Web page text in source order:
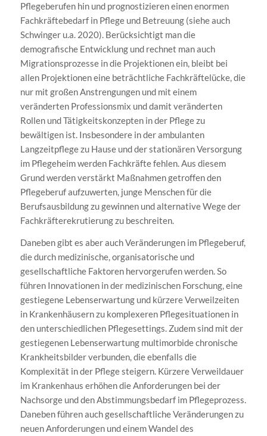
Pflegeberufen hin und prognostizieren einen enormen
Fachkräftebedarf in Pflege und Betreuung (siehe auch
Schwinger u.a. 2020). Berücksichtigt man die
demografische Entwicklung und rechnet man auch
Migrationsprozesse in die Projektionen ein, bleibt bei
allen Projektionen eine beträchtliche Fachkräftelücke, die
nur mit großen Anstrengungen und mit einem
veränderten Professionsmix und damit veränderten
Rollen und Tätigkeitskonzepten in der Pflege zu
bewältigen ist. Insbesondere in der ambulanten
Langzeitpflege zu Hause und der stationären Versorgung
im Pflegeheim werden Fachkräfte fehlen. Aus diesem
Grund werden verstärkt Maßnahmen getroffen den
Pflegeberuf aufzuwerten, junge Menschen für die
Berufsausbildung zu gewinnen und alternative Wege der
Fachkräfterekrutierung zu beschreiten.
Daneben gibt es aber auch Veränderungen im Pflegeberuf,
die durch medizinische, organisatorische und
gesellschaftliche Faktoren hervorgerufen werden. So
führen Innovationen in der medizinischen Forschung, eine
gestiegene Lebenserwartung und kürzere Verweilzeiten
in Krankenhäusern zu komplexeren Pflegesituationen in
den unterschiedlichen Pflegesettings. Zudem sind mit der
gestiegenen Lebenserwartung multimorbide chronische
Krankheitsbilder verbunden, die ebenfalls die
Komplexität in der Pflege steigern. Kürzere Verweildauer
im Krankenhaus erhöhen die Anforderungen bei der
Nachsorge und den Abstimmungsbedarf im Pflegeprozess.
Daneben führen auch gesellschaftliche Veränderungen zu
neuen Anforderungen und einem Wandel des